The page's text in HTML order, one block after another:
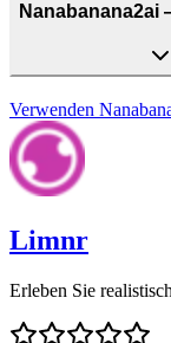
Nanabanana2ai
Verwenden
Limnr
Erleben Sie